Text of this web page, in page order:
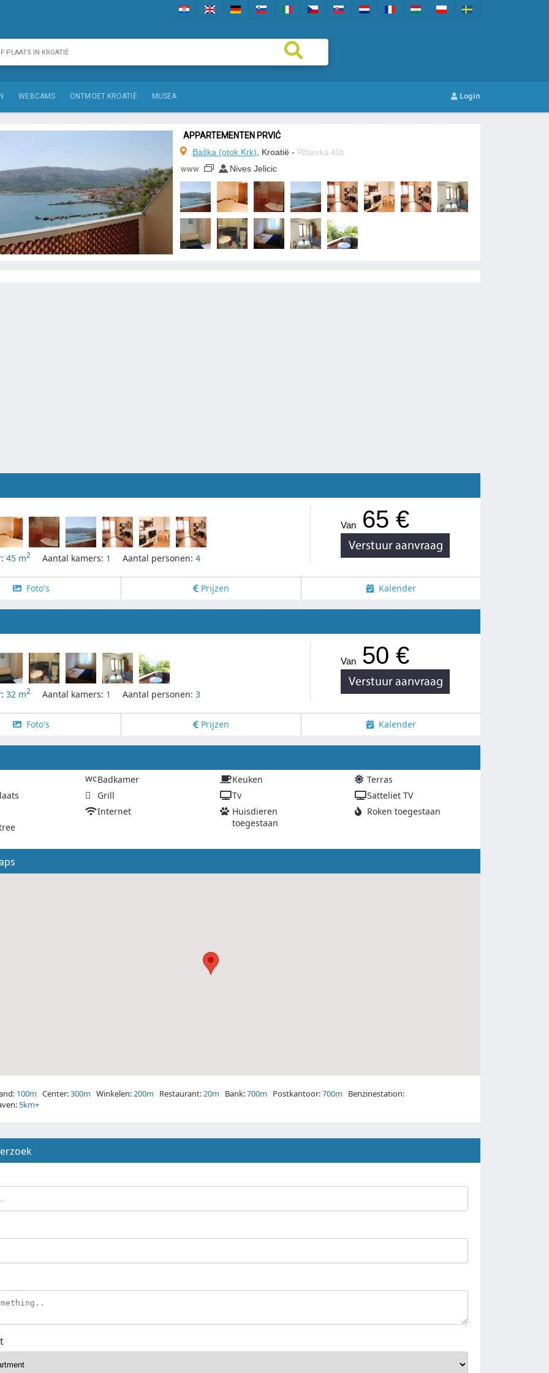
WEBCAMS ONTMOET KROATIË MUSEA Login
APPARTEMENTEN PRVIĆ
Baška (otok Krk) , Kroatië - Ribarska 41b
Nives Jelicic
45 m2 Aantal kamers: 1 Aantal personen: 4
Van 65 €
Foto's Prijzen Kalender
32 m2 Aantal kamers: 1 Aantal personen: 3
Van 50 €
Foto's Prijzen Kalender
wcBadkamer Keuken
Terras
Grill Tv
Satteliet TV
Internet
Huisdieren
toegestaan
Roken toegestaan
100m Center:300m Winkelen:200m Restaurant:20m Bank:700m Postkantoor:700m Benzinestation:
5km+